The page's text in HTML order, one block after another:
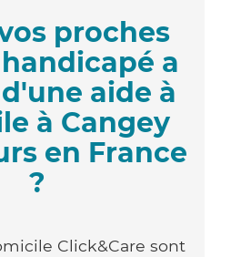
proches
a
aide à
à Cangey
en France
?
Click&Care sont